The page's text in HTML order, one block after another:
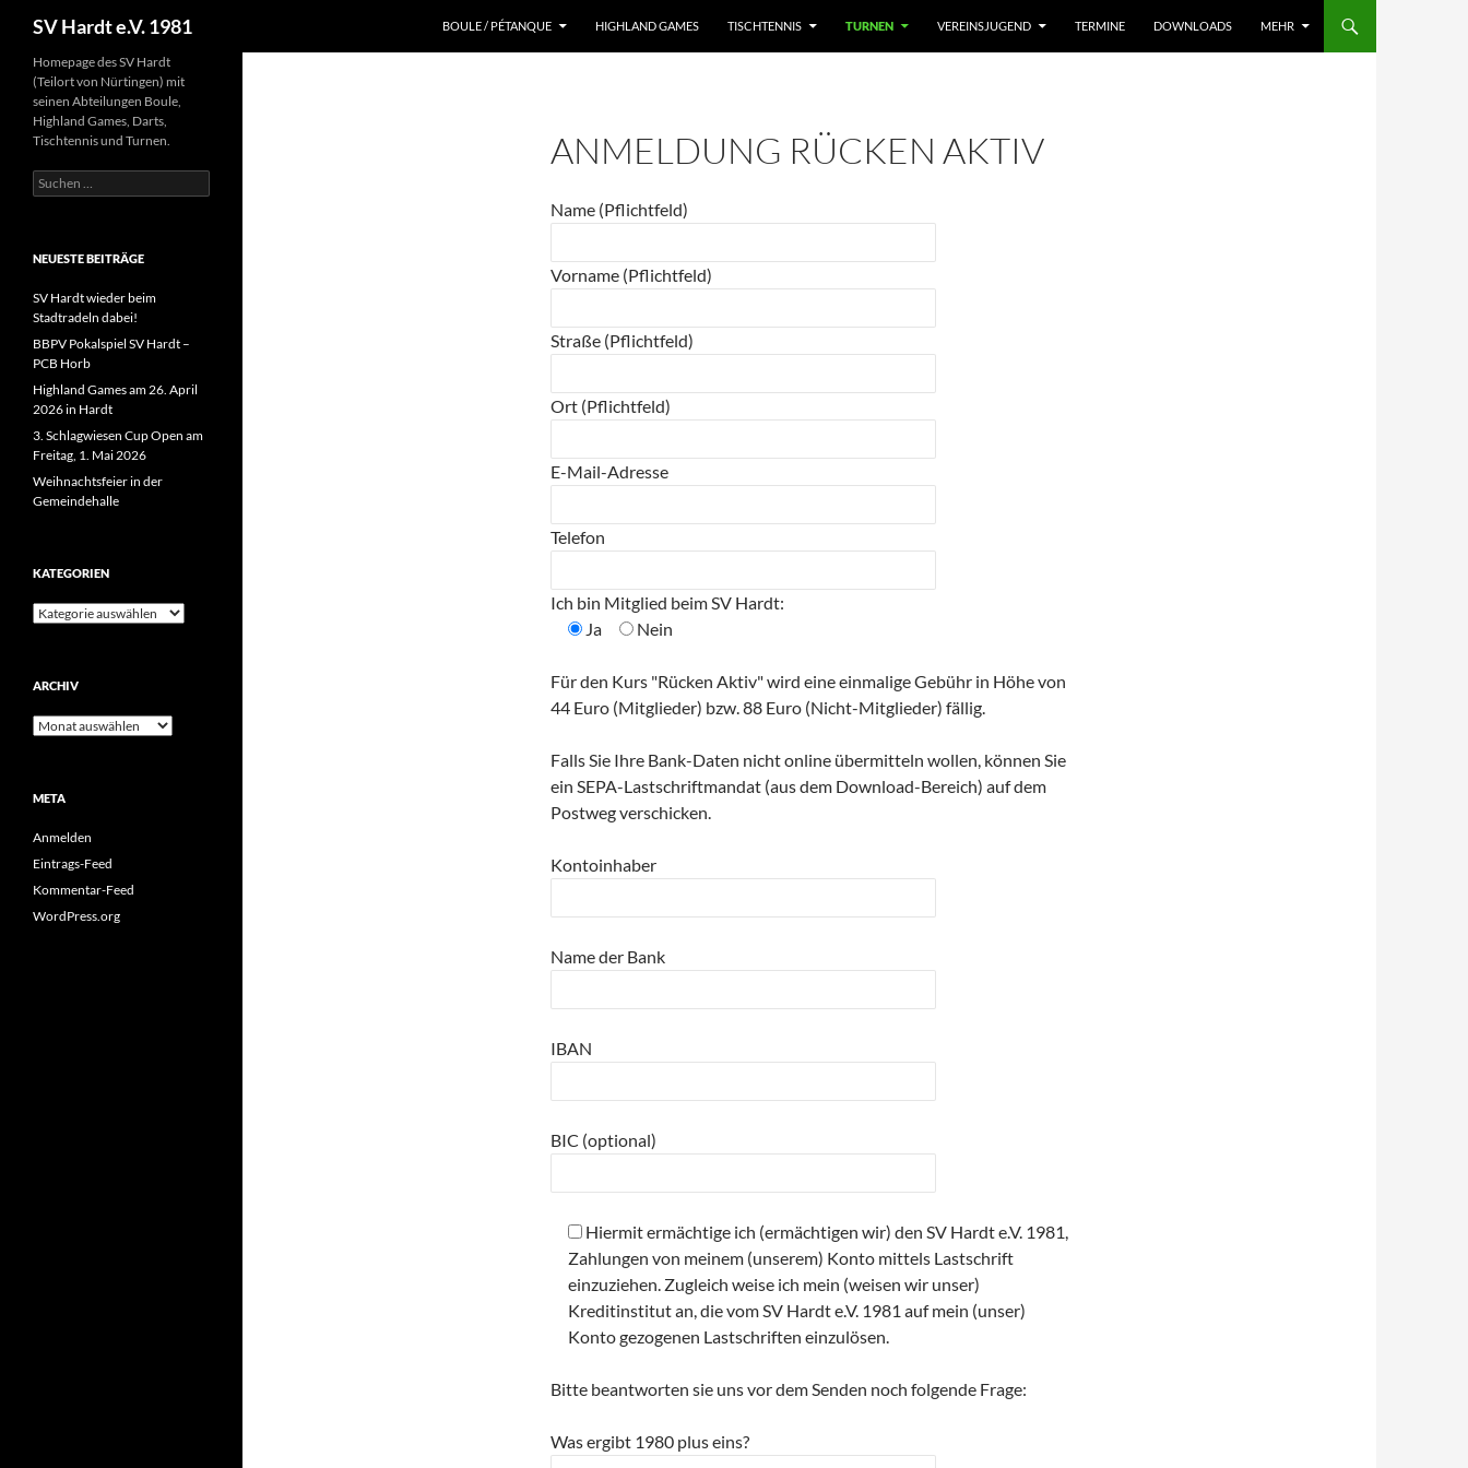
Inhalt
springen
SV Hardt e.V. 1981 BOULE / PÉTANQUE HIGHLAND GAMES TISCHTENNIS TURNEN VEREINSJUGEND TERMINE DOWNLOADS MEHR
ANMELDUNG RÜCKEN AKTIV
Name (Pflichtfeld)
Vorname (Pflichtfeld)
Straße (Pflichtfeld)
Ort (Pflichtfeld)
E-Mail-Adresse
Telefon
Ich bin Mitglied beim SV Hardt:
Ja
Nein
Für den Kurs "Rücken Aktiv" wird eine einmalige Gebühr in Höhe von
44 Euro (Mitglieder) bzw. 88 Euro (Nicht-Mitglieder) fällig.
Falls Sie Ihre Bank-Daten nicht online übermitteln wollen, können Sie
ein SEPA-Lastschriftmandat (aus dem Download-Bereich) auf dem
Postweg verschicken.
Kontoinhaber
Name der Bank
IBAN
BIC (optional)
Hiermit ermächtige ich (ermächtigen wir) den SV Hardt e.V. 1981,
Zahlungen von meinem (unserem) Konto mittels Lastschrift
einzuziehen. Zugleich weise ich mein (weisen wir unser)
Kreditinstitut an, die vom SV Hardt e.V. 1981 auf mein (unser)
Konto gezogenen Lastschriften einzulösen.
Bitte beantworten sie uns vor dem Senden noch folgende Frage:
Was ergibt 1980 plus eins?
Homepage des SV Hardt
(Teilort von Nürtingen) mit
seinen Abteilungen Boule,
Highland Games, Darts,
Tischtennis und Turnen.
Suchen
nach:
NEUESTE BEITRÄGE
SV Hardt wieder beim
Stadtradeln dabei!
BBPV Pokalspiel SV Hardt –
PCB Horb
Highland Games am 26. April
2026 in Hardt
3. Schlagwiesen Cup Open am
Freitag, 1. Mai 2026
Weihnachtsfeier in der
Gemeindehalle
KATEGORIEN
Kategorien
ARCHIV
Archiv
META
Anmelden
Eintrags-Feed
Kommentar-Feed
WordPress.org